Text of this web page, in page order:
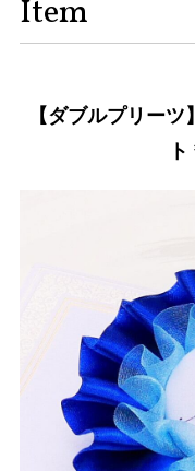
Item
【ダブルプリー